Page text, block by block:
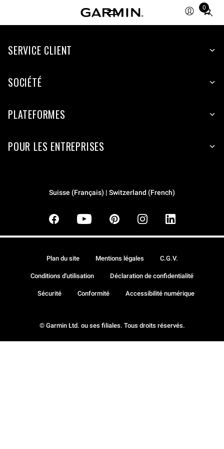
0
Total
items
cart:
SERVICE CLIENT
SOCIÉTÉ
PLATEFORMES
POUR LES ENTREPRISES
Suisse (Français) | Switzerland (French)
© Garmin Ltd. ou ses filiales. Tous droits réservés.
Plan du site Mentions légales C.G.V.
Conditions d'utilisation Déclaration de confidentialité
Sécurité Conformité Accessibilité numérique